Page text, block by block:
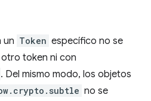
un Token específico no se
token ni con
. Del mismo modo, los objetos
no se